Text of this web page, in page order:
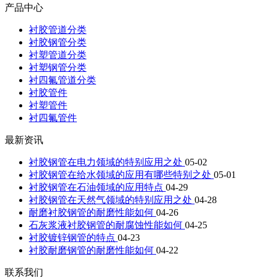
产品中心
衬胶管道分类
衬胶钢管分类
衬塑管道分类
衬塑钢管分类
衬四氟管道分类
衬胶管件
衬塑管件
衬四氟管件
最新资讯
衬胶钢管在电力领域的特别应用之处 05-02
衬胶钢管在给水领域的应用有哪些特别之处 05-01
衬胶钢管在石油领域的应用特点 04-29
衬胶钢管在天然气领域的特别应用之处 04-28
耐磨衬胶钢管的耐磨性能如何 04-26
石灰浆液衬胶钢管的耐腐蚀性能如何 04-25
衬胶镀锌钢管的特点 04-23
衬胶耐磨钢管的耐磨性能如何 04-22
联系我们